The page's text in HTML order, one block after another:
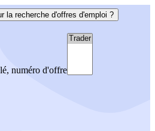
la recherche d'offres d'emploi ?
numéro d'offre